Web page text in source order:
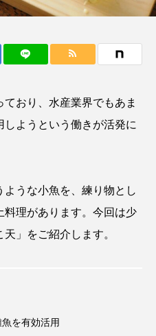
アオザメ
アクアリウム
アシカ アジ
ており、水産業界でもあま
しようという働きが活発に
うな小魚を、練り物とし
理があります。今回は少
」をご紹介します。
を有効活用